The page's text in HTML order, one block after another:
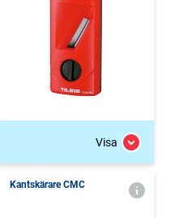
Visa
Kantskärare CMC